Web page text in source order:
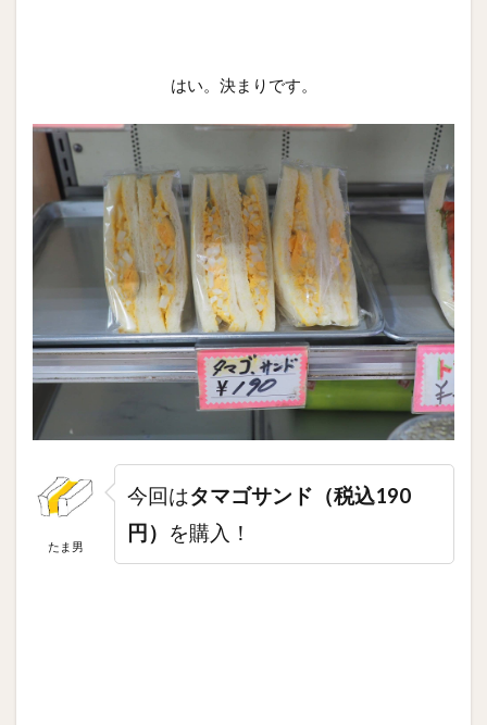
はい。決まりです。
たま男
今回はタマゴサンド（税込190
円） を購入！